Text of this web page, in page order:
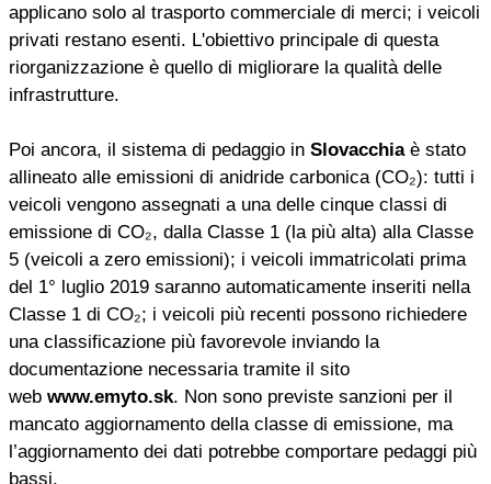
applicano solo al trasporto commerciale di merci; i veicoli
privati restano esenti. L'obiettivo principale di questa
riorganizzazione è quello di migliorare la qualità delle
infrastrutture.
Poi ancora, il sistema di pedaggio in Slovacchiaè stato
allineato alle emissioni di anidride carbonica (CO₂): tutti i
veicoli vengono assegnati a una delle cinque classi di
emissione di CO₂, dalla Classe 1 (la più alta) alla Classe
5 (veicoli a zero emissioni); i veicoli immatricolati prima
del 1° luglio 2019 saranno automaticamente inseriti nella
Classe 1 di CO₂; i veicoli più recenti possono richiedere
una classificazione più favorevole inviando la
documentazione necessaria tramite il sito
web www.emyto.sk. Non sono previste sanzioni per il
mancato aggiornamento della classe di emissione, ma
l’aggiornamento dei dati potrebbe comportare pedaggi più
bassi.